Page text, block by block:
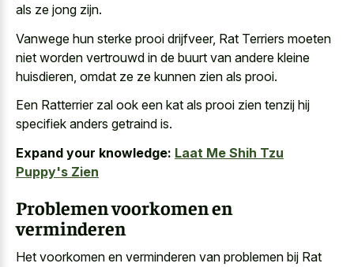
als ze jong zijn.
Vanwege hun sterke prooi drijfveer, Rat Terriers moeten
niet worden vertrouwd in de buurt van andere kleine
huisdieren, omdat ze ze kunnen zien als prooi.
Een Ratterrier zal ook een kat als prooi zien tenzij hij
specifiek anders getraind is.
Expand your knowledge: Laat Me Shih Tzu
Puppy's Zien
Problemen voorkomen en
verminderen
Het voorkomen en verminderen van problemen bij Rat